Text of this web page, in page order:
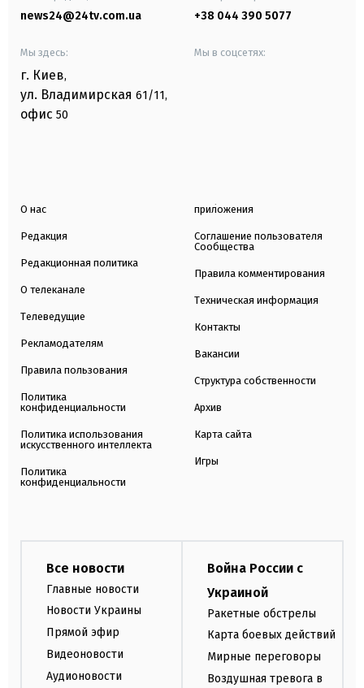
news24@24tv.com.ua +38 044 390 5077
Мы здесь:
г. Киев,
ул. Владимирская 61/11,
офис 50
Мы в соцсетях:
О нас
Редакция
Редакционная политика
О телеканале
Телеведущие
Рекламодателям
Правила пользования
Политика
конфиденциальности
Политика использования
искусственного интеллекта
Политика
конфиденциальности
приложения
Соглашение пользователя
Сообщества
Правила комментирования
Техническая информация
Контакты
Вакансии
Структура собственности
Архив
Карта сайта
Игры
Все новости
Главные новости
Новости Украины
Прямой эфир
Видеоновости
Аудионовости
Война России с
Украиной
Ракетные обстрелы
Карта боевых действий
Мирные переговоры
Воздушная тревога в